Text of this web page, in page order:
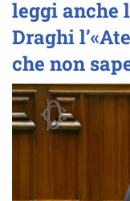
leggi anche
Draghi
che non